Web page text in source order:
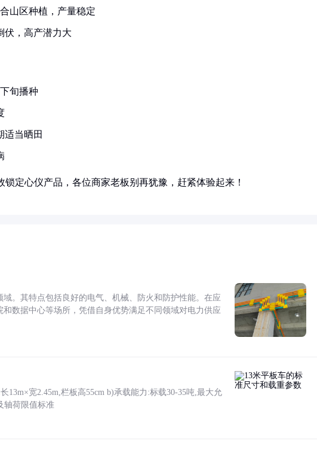
山区种植，产量稳定
伏，高产潜力大
旬播种
适当晒田
定心仪产品，各位商家老板别再犹豫，赶紧体验起来！
。其特点包括良好的电气、机械、防火和防护性能。在应
数据中心等场所，凭借自身优势满足不同领域对电力供应
13m×宽2.45m,栏板高55cm b)承载能力:标载30-35吨,最大允
轴荷限值标准